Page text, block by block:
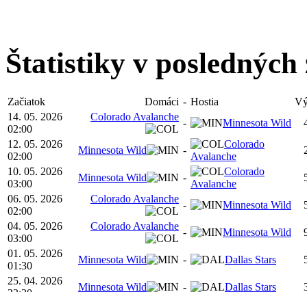
Štatistiky v posledných
Začiatok Domáci - Hostia
14. 05. 2026
02:00
Colorado Avalanche
- Minnesota Wild
12. 05. 2026
02:00
Minnesota Wild -
Colorado
Avalanche
10. 05. 2026
03:00
Minnesota Wild -
Colorado
Avalanche
06. 05. 2026
02:00
Colorado Avalanche
- Minnesota Wild
04. 05. 2026
03:00
Colorado Avalanche
- Minnesota Wild
01. 05. 2026
01:30
Minnesota Wild - Dallas Stars
25. 04. 2026
Minnesota Wild - Dallas Stars